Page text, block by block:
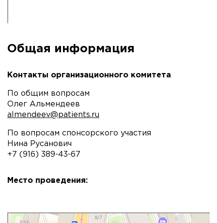
Общая информация
Контакты организационного комитета
По общим вопросам
Олег Альмендеев
almendeev@patients.ru
По вопросам спонсорского участия
Нина Русанович
+7 (916) 389-43-67
Место проведения:
Комитет по здравоохранению